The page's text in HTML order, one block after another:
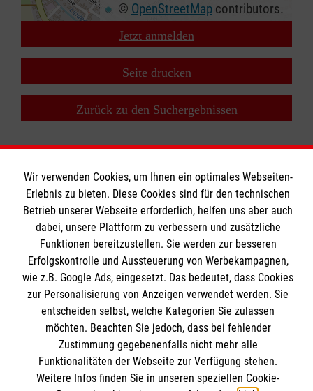
© OpenStreetMap contributors.
Jetzt anmelden
Seite drucken
Zurück zu den Suchergebnissen
Bildungszentrum Rettungsdienst
Unsere Kurse
Notfallsanitäter
Rettungssanitäter
Freiwilligendienst
Forschung & Internationale Projekte
Informationen
Kontakt
Impressum
Datenschutz
Malteser online
Wir verwenden Cookies, um Ihnen ein optimales Webseiten-
Erlebnis zu bieten. Diese Cookies sind für den technischen
Betrieb unserer Webseite erforderlich, helfen uns aber auch
dabei, unsere Plattform zu verbessern und zusätzliche
Funktionen bereitzustellen. Sie werden zur besseren
Erfolgskontrolle und Aussteuerung von Werbekampagnen,
wie z.B. Google Ads, eingesetzt. Das bedeutet, dass Cookies
zur Personalisierung von Anzeigen verwendet werden. Sie
entscheiden selbst, welche Kategorien Sie zulassen
möchten. Beachten Sie jedoch, dass bei fehlender
Zustimmung gegebenenfalls nicht mehr alle
Funktionalitäten der Webseite zur Verfügung stehen.
Weitere Infos finden Sie in unseren speziellen Cookie-